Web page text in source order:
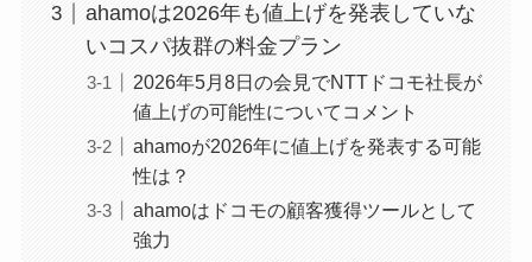
ahamoは2026年も値上げを発表していな
いコスパ抜群の料金プラン
2026年5月8日の会見でNTTドコモ社長が
値上げの可能性についてコメント
ahamoが2026年に値上げを発表する可能
性は？
ahamoはドコモの顧客獲得ツールとして
強力